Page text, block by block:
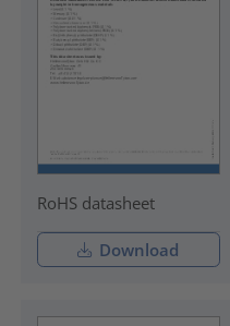
RoHS datasheet
Download